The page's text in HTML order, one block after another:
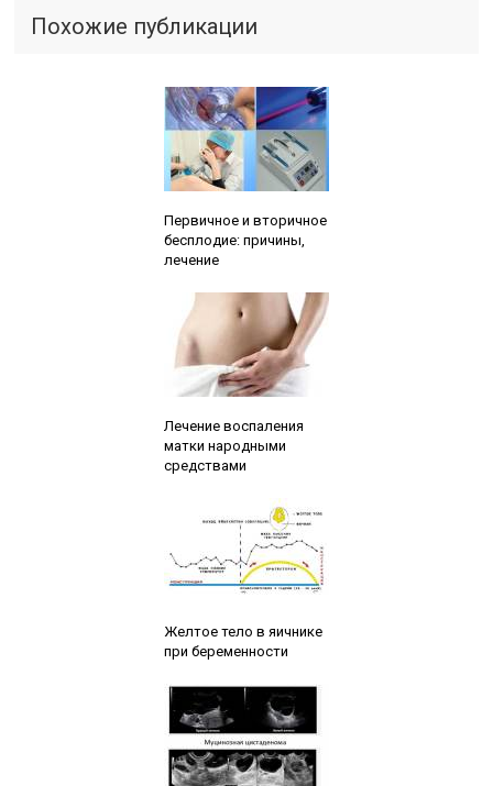
Похожие публикации
Первичное и вторичное
бесплодие: причины,
лечение
Лечение воспаления
матки народными
средствами
Желтое тело в яичнике
при беременности